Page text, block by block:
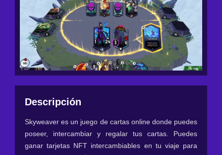
Descripción
Skyweaver es un juego de cartas online donde puedes
poseer, intercambiar y regalar tus cartas. Puedes
ganar tarjetas NFT intercambiables en tu viaje para